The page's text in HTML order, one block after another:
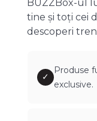
BUZZBox-ul
tine și toți cei
descoperi
✓
Produse
exclusive.